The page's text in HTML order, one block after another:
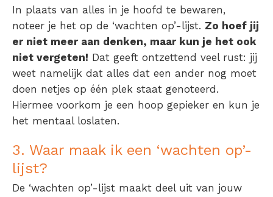
In plaats van alles in je hoofd te bewaren,
noteer je het op de ‘wachten op’-lijst. Zo hoef jij
er niet meer aan denken, maar kun je het ook
niet vergeten! Dat geeft ontzettend veel rust: jij
weet namelijk dat alles dat een ander nog moet
doen netjes op één plek staat genoteerd.
Hiermee voorkom je een hoop gepieker en kun je
het mentaal loslaten.
3. Waar maak ik een ‘wachten op’-
lijst?
De ‘wachten op’-lijst maakt deel uit van jouw